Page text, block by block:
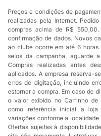
Preços e condições de
realizadas pela Internet.
compras acima de R$
confirmação de dados. Novos
ao clube ocorre em até 6
selos da campanha, aguarde
Compras realizadas antes
aplicados. A empresa reserva-
erros de digitação, incluindo
estornar a compra. Em caso de
o valor exibido no Carrinho de
como referência inicial a loja
variações conforme a
Ofertas sujeitas à